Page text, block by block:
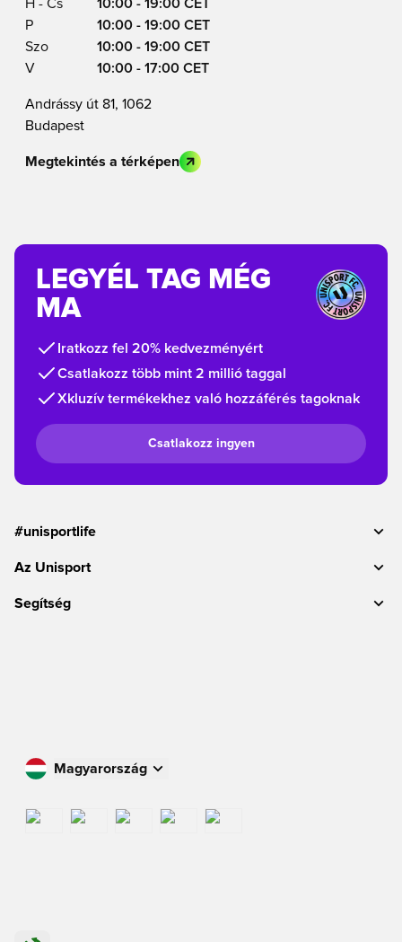
H - Cs
10:00 - 19:00 CET
P
10:00 - 19:00 CET
Szo
10:00 - 19:00 CET
V
10:00 - 17:00 CET
Andrássy út 81, 1062
Budapest
Megtekintés a térképen
LEGYÉL TAG MÉG
MA
Iratkozz fel 20% kedvezményért
Csatlakozz több mint 2 millió taggal
Xkluzív termékekhez való hozzáférés tagoknak
Csatlakozz ingyen
#unisportlife
Az Unisport
Segítség
Magyarország